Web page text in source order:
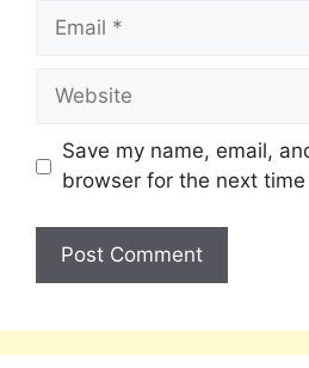
Save my name, email,
browser for the next